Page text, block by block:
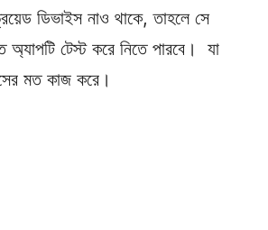
ডিভাইস নাও থাকে, তাহলে সে
অ্যাপটি টেস্ট করে নিতে পারবে। যা
মত কাজ করে।